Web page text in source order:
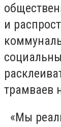
и
трамваев
«Мы